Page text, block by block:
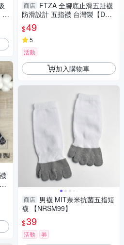
五
商店 FTZA 全腳底止滑五趾襪
防滑設計 五指襪 台灣製【DK
大王】
$49
5
活動
加入購物車
商店 男襪 MIT奈米抗菌五指短
襪 【NRSM99】
$39
活動 券